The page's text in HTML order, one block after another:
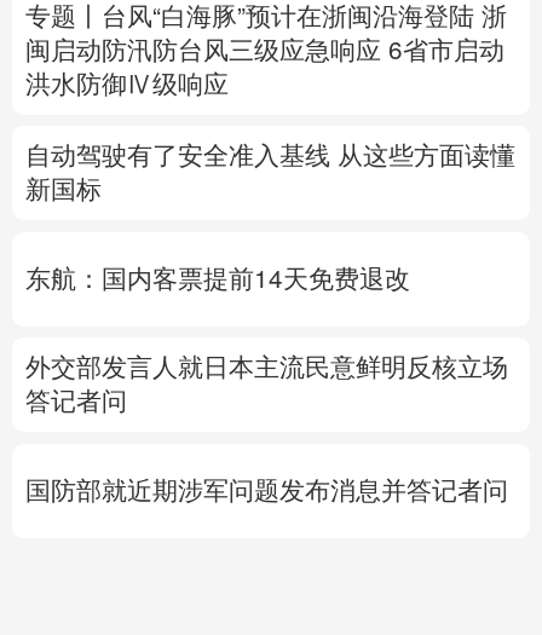
专题丨 台风“白海豚”预计在浙闽沿海登陆 浙
闽启动防汛防台风三级应急响应 6省市启动
洪水防御Ⅳ级响应
自动驾驶有了安全准入基线 从这些方面读懂
新国标
东航：国内客票提前14天免费退改
外交部发言人就日本主流民意鲜明反核立场
答记者问
国防部就近期涉军问题发布消息并答记者问